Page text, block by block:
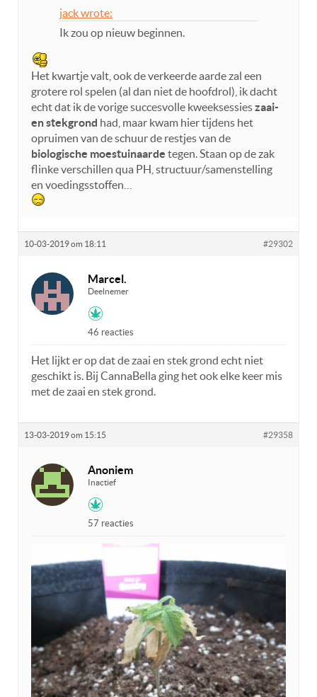
jack wrote:
Ik zou op nieuw beginnen.
Het kwartje valt, ook de verkeerde aarde zal een
grotere rol spelen (al dan niet de hoofdrol), ik dacht
echt dat ik de vorige succesvolle kweeksessieszaai-
en stekgrond had, maar kwam hier tijdens het
opruimen van de schuur de restjes van de
biologische moestuinaarde tegen. Staan op de zak
flinke verschillen qua PH, structuur/samenstelling
en voedingsstoffen…
10-03-2019 om 18:11 #29302
Marcel.
Deelnemer
46 reacties
Het lijkt er op dat de zaai en stek grond echt niet
geschikt is. Bij CannaBella ging het ook elke keer mis
met de zaai en stek grond.
13-03-2019 om 15:15 #29358
Anoniem
Inactief
57 reacties